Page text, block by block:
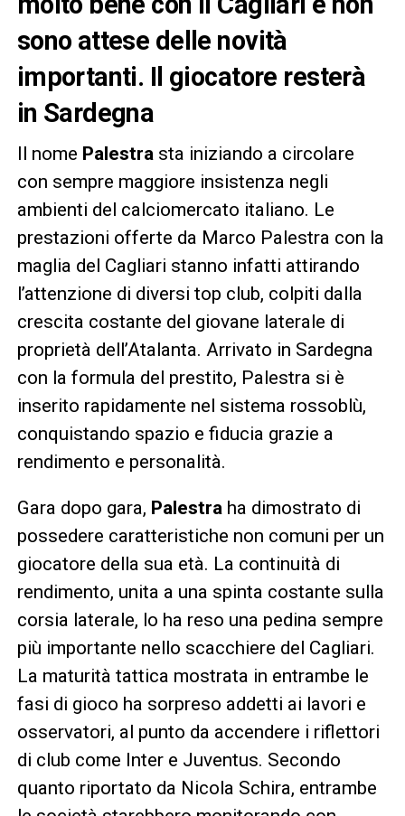
sono attese delle novità
importanti. Il giocatore resterà
in Sardegna
Il nome Palestra sta iniziando a circolare
con sempre maggiore insistenza negli
ambienti del calciomercato italiano. Le
prestazioni offerte da Marco Palestra con la
maglia del Cagliari stanno infatti attirando
l’attenzione di diversi top club, colpiti dalla
crescita costante del giovane laterale di
proprietà dell’Atalanta. Arrivato in Sardegna
con la formula del prestito, Palestra si è
inserito rapidamente nel sistema rossoblù,
conquistando spazio e fiducia grazie a
rendimento e personalità.
Gara dopo gara, Palestra ha dimostrato di
possedere caratteristiche non comuni per un
giocatore della sua età. La continuità di
rendimento, unita a una spinta costante sulla
corsia laterale, lo ha reso una pedina sempre
più importante nello scacchiere del Cagliari.
La maturità tattica mostrata in entrambe le
fasi di gioco ha sorpreso addetti ai lavori e
osservatori, al punto da accendere i riflettori
di club come Inter e Juventus. Secondo
quanto riportato da Nicola Schira, entrambe